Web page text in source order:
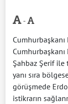
-
Şahbaz Şerif
yanı sıra
görüşmede
istikrarın